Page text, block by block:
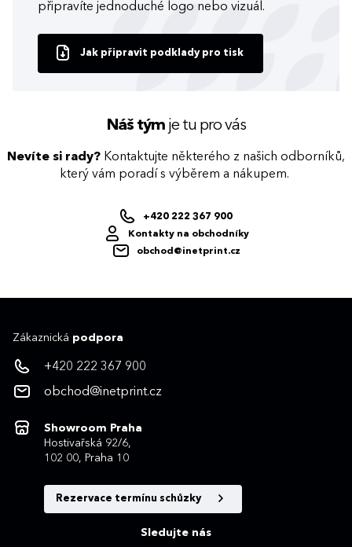
připravíte jednoduché logo nebo vizuál.
Jak připravit podklady pro tisk
Náš týmje tu pro vás
Nevíte si rady? Kontaktujte některého z našich odborníků,
který vám poradí s výběrem a nákupem.
+420 222 367 900
Kontakty na obchodníky
obchod@inetprint.cz
Zákaznická podpora
+420 222 367 900
obchod@inetprint.cz
Showroom Praha
Hostivařská 92/6,
102 00, Praha 10
Rezervace termínu schůzky
Sledujte nás